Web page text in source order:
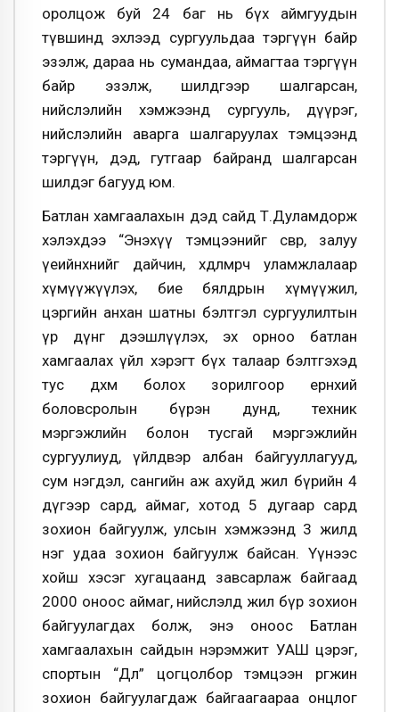
оролцож буй 24 баг нь бүх аймгуудын
түвшинд эхлээд сургуульдаа тэргүүн байр
эзэлж, дараа нь сумандаа, аймагтаа тэргүүн
байр эзэлж, шилдгээр шалгарсан,
нийслэлийн хэмжээнд сургууль, дүүрэг,
нийслэлийн аварга шалгаруулах тэмцээнд
тэргүүн, дэд, гутгаар байранд шалгарсан
шилдэг багууд юм.
Батлан хамгаалахын дэд сайд Т.Дуламдорж
хэлэхдээ “Энэхүү тэмцээнийг өсвөр, залуу
үеийнхнийг дайчин, хөдөлмөрч уламжлалаар
хүмүүжүүлэх, бие бялдрын хүмүүжил,
цэргийн анхан шатны бэлтгэл сургуулилтын
үр дүнг дээшлүүлэх, эх орноо батлан
хамгаалах үйл хэрэгт бүх талаар бэлтгэхэд
тус дөхөм болох зорилгоор ерөнхий
боловсролын бүрэн дунд, техник
мэргэжлийн болон тусгай мэргэжлийн
сургуулиуд, үйлдвэр албан байгууллагууд,
сум нэгдэл, сангийн аж ахуйд жил бүрийн 4
дүгээр сард, аймаг, хотод 5 дугаар сард
зохион байгуулж, улсын хэмжээнд 3 жилд
нэг удаа зохион байгуулж байсан. Үүнээс
хойш хэсэг хугацаанд завсарлаж байгаад
2000 оноос аймаг, нийслэлд жил бүр зохион
байгуулагдах болж, энэ оноос Батлан
хамгаалахын сайдын нэрэмжит УАШ цэрэг,
спортын “Дөл” цогцолбор тэмцээн өргөжин
зохион байгуулагдаж байгаагаараа онцлог